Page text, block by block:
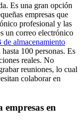
Es una gran opción
empresas que
profesional y las
un correo electrónico
de almacenamiento
100 personas. Es
reales. No
reuniones, lo cual
colaborar en
empresas en